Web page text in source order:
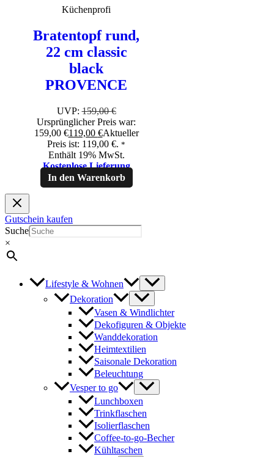
Küchenprofi
Bratentopf rund,
22 cm classic
black
PROVENCE
UVP: 159,00€
Ursprünglicher Preis war:
159,00 €119,00 €Aktueller
Preis ist: 119,00 €. *
Enthält 19% MwSt.
Kostenlose Lieferung
In den Warenkorb
Gutschein kaufen
Suche
×
Lifestyle & Wohnen
Dekoration
Vasen & Windlichter
Dekofiguren & Objekte
Wanddekoration
Heimtextilien
Saisonale Dekoration
Beleuchtung
Vesper to go
Lunchboxen
Trinkflaschen
Isolierflaschen
Coffee-to-go-Becher
Kühltaschen